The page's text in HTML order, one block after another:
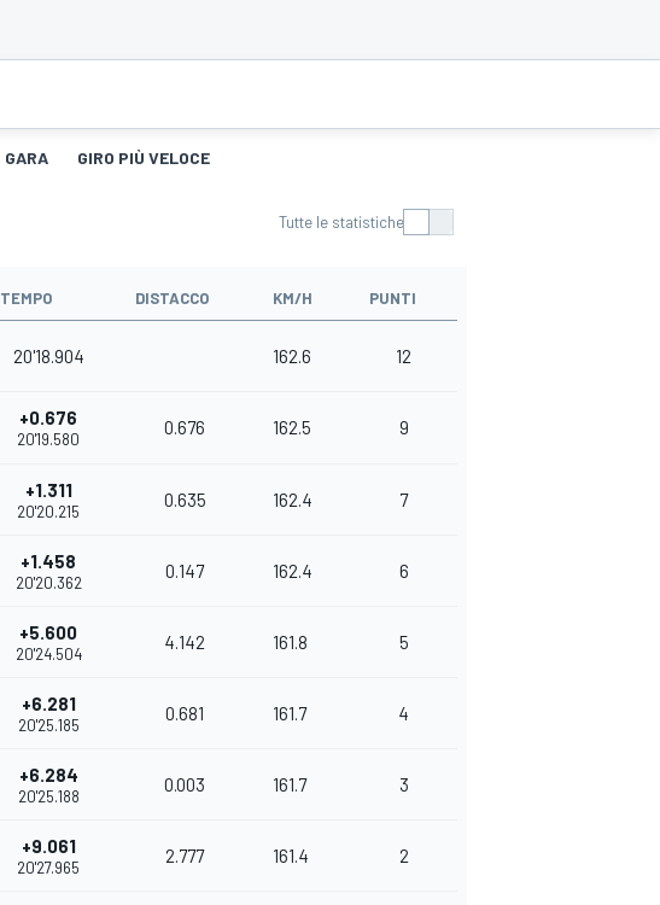
GARA GIRO PIÙ VELOCE
Tutte le statistiche
TEMPO DISTACCO KM/H PUNTI
20'18.904 162.6 12
+0.676
20'19.580
0.676 162.5 9
+1.311
20'20.215
0.635 162.4 7
+1.458
20'20.362
0.147 162.4 6
+5.600
20'24.504
4.142 161.8 5
+6.281
20'25.185
0.681 161.7 4
+6.284
20'25.188
0.003 161.7 3
+9.061
20'27.965
2.777 161.4 2